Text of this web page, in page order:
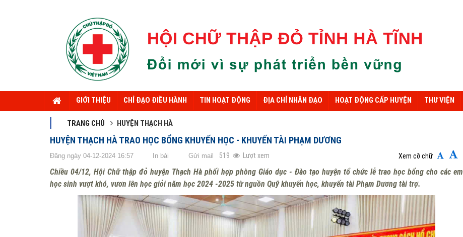
GIỚI THIỆU CHỈ ĐẠO ĐIỀU HÀNH TIN HOẠT ĐỘNG ĐỊA CHỈ NHÂN ĐẠO HOẠT ĐỘNG CẤP HUYỆN THƯ VIỆN
TRANG CHỦ HUYỆN THẠCH HÀ
HUYỆN THẠCH HÀ TRAO HỌC BỔNG KHUYẾN HỌC - KHUYẾN TÀI PHẠM DƯƠNG
Đăng ngày 04-12-2024 16:57 In bài Gửi mail 519 Lượt xem Xem cỡ chữ
Chiều 04/12, Hội Chữ thập đỏ huyện Thạch Hà phối hợp phòng Giáo dục - Đào tạo huyện tổ chức lễ trao học bổng cho các em
học sinh vượt khó, vươn lên học giỏi năm học 2024 -2025 từ nguồn Quỹ khuyến học, khuyến tài Phạm Dương tài trợ.